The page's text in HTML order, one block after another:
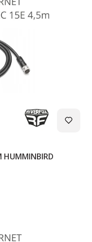
HUMMINBIRD